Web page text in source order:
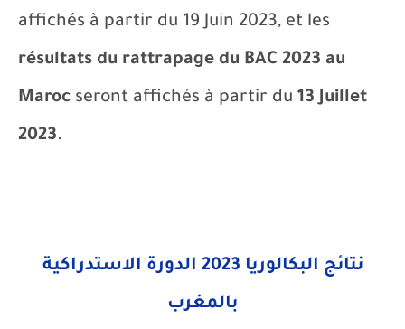
affichés à partir du 19Juin 2023, et les
résultats du rattrapage du BAC 2023 au
Maroc seront affichés à partir du 13Juillet
2023.
نتائج البكالوريا 2023 الدورة الاستدراكية
بالمغرب